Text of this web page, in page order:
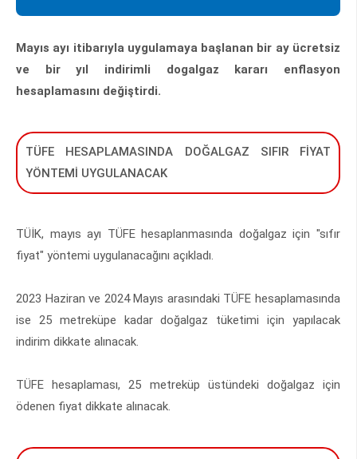
Mayıs ayı itibarıyla uygulamaya başlanan bir ay ücretsiz
ve bir yıl indirimli dogalgaz kararı enflasyon
hesaplamasını değiştirdi.
TÜFE HESAPLAMASINDA DOĞALGAZ SIFIR FİYAT
YÖNTEMİ UYGULANACAK
TÜİK, mayıs ayı TÜFE hesaplanmasında doğalgaz için "sıfır
fiyat" yöntemi uygulanacağını açıkladı.
2023 Haziran ve 2024 Mayıs arasındaki TÜFE hesaplamasında
ise 25 metreküpe kadar doğalgaz tüketimi için yapılacak
indirim dikkate alınacak.
TÜFE hesaplaması, 25 metreküp üstündeki doğalgaz için
ödenen fiyat dikkate alınacak.